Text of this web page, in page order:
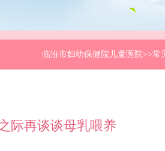
临汾市妇幼保健院儿童医院>>常
际再谈谈母乳喂养